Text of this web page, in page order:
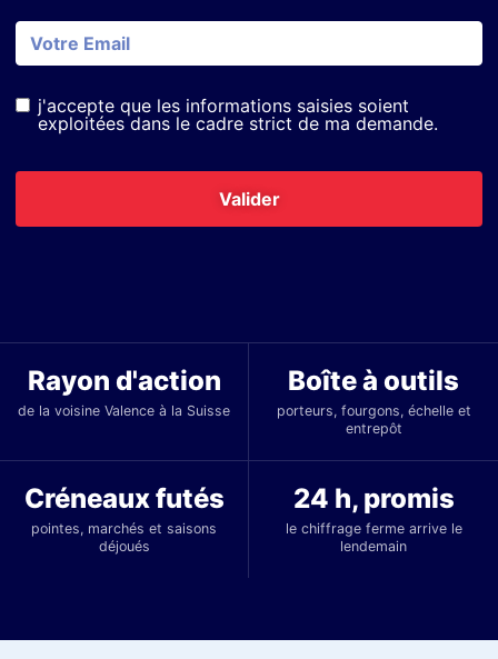
j'accepte que les informations saisies soient
exploitées dans le cadre strict de ma demande.
Valider
Rayon d'action
de la voisine Valence à la Suisse
Boîte à outils
porteurs, fourgons, échelle et
entrepôt
Créneaux futés
pointes, marchés et saisons
déjoués
24 h, promis
le chiffrage ferme arrive le
lendemain